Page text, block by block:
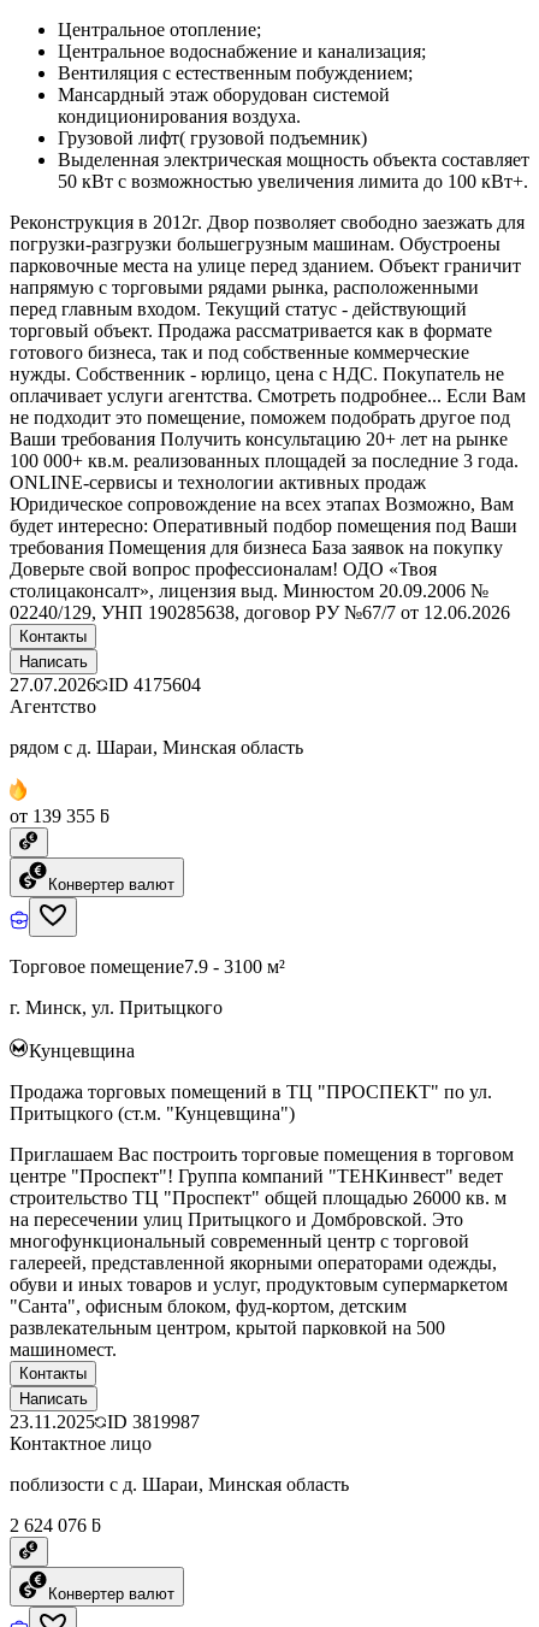
Центральное отопление;
Центральное водоснабжение и канализация;
Вентиляция с естественным побуждением;
Мансардный этаж оборудован системой
кондиционирования воздуха.
Грузовой лифт( грузовой подъемник)
Выделенная электрическая мощность объекта составляет
50 кВт с возможностью увеличения лимита до 100 кВт+.
Реконструкция в 2012г. Двор позволяет свободно заезжать для
погрузки-разгрузки большегрузным машинам. Обустроены
парковочные места на улице перед зданием. Объект граничит
напрямую с торговыми рядами рынка, расположенными
перед главным входом. Текущий статус - действующий
торговый объект. Продажа рассматривается как в формате
готового бизнеса, так и под собственные коммерческие
нужды. Собственник - юрлицо, цена с НДС. Покупатель не
оплачивает услуги агентства. Смотреть подробнее... Если Вам
не подходит это помещение, поможем подобрать другое под
Ваши требования Получить консультацию 20+ лет на рынке
100 000+ кв.м. реализованных площадей за последние 3 года.
ONLINE-сервисы и технологии активных продаж
Юридическое сопровождение на всех этапах Возможно, Вам
будет интересно: Оперативный подбор помещения под Ваши
требования Помещения для бизнеса База заявок на покупку
Доверьте свой вопрос профессионалам! ОДО «Твоя
столицаконсалт», лицензия выд. Минюстом 20.09.2006 №
02240/129, УНП 190285638, договор РУ №67/7 от 12.06.2026
Контакты
Написать
27.07.2026 ID 4175604
Агентство
рядом с д. Шараи, Минская область
от 139 355 ƃ
Конвертер валют
Торговое помещение7.9 - 3100 м²
г. Минск, ул. Притыцкого
Кунцевщина
Продажа торговых помещений в ТЦ "ПРОСПЕКТ" по ул.
Притыцкого (ст.м. "Кунцевщина")
Приглашаем Вас построить торговые помещения в торговом
центре "Проспект"! Группа компаний "ТЕНКинвест" ведет
строительство ТЦ "Проспект" общей площадью 26000 кв. м
на пересечении улиц Притыцкого и Домбровской. Это
многофункциональный современный центр с торговой
галереей, представленной якорными операторами одежды,
обуви и иных товаров и услуг, продуктовым супермаркетом
"Санта", офисным блоком, фуд-кортом, детским
развлекательным центром, крытой парковкой на 500
машиномест.
Контакты
Написать
23.11.2025 ID 3819987
Контактное лицо
поблизости с д. Шараи, Минская область
2 624 076 ƃ
Конвертер валют